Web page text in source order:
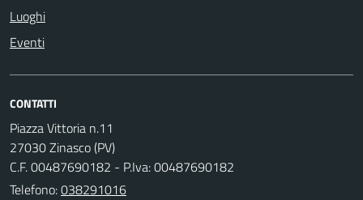
Luoghi
Eventi
CONTATTI
Piazza Vittoria n.11
27030 Zinasco (PV)
C.F. 00487690182 - P.Iva: 00487690182
Telefono:038291016